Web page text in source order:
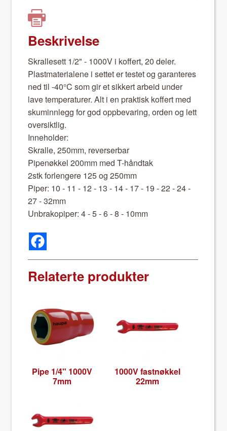
Beskrivelse
Skralle­sett 1/2" - 1000V i kof­fert, 20 del­er.
Plas­t­ma­te­ri­a­lene i set­tet er testet og garan­teres
ned til -40°C som gir et sikkert arbeid under
lave tem­per­a­tur­er. Alt i en prak­tisk kof­fert med
sku­minn­legg for god opp­be­var­ing, orden og lett
over­sik­tlig.
Innehold­er:
Skralle, 250mm, reverser­bar
Pipenøkkel 200mm med T-hånd­tak
2stk for­len­gere 125 og 250mm
Piper: 10 - 11 - 12 - 13 - 14 - 17 - 19 - 22 - 24 -
27 - 32mm
Unbrakopiper: 4 - 5 - 6 - 8 - 10mm
Relaterte produkter
Pipe 1/4" 1000V
7mm
1000V fast­nøkkel
22mm